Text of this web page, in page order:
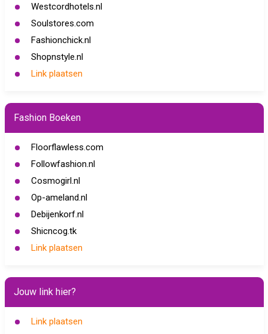
Westcordhotels.nl
Soulstores.com
Fashionchick.nl
Shopnstyle.nl
Link plaatsen
Fashion Boeken
Floorflawless.com
Followfashion.nl
Cosmogirl.nl
Op-ameland.nl
Debijenkorf.nl
Shicncog.tk
Link plaatsen
Jouw link hier?
Link plaatsen